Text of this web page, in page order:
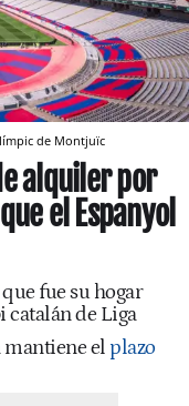
de Montjuïc
alquiler por
el Espanyol
fue su hogar
catalán de Liga
elplazo